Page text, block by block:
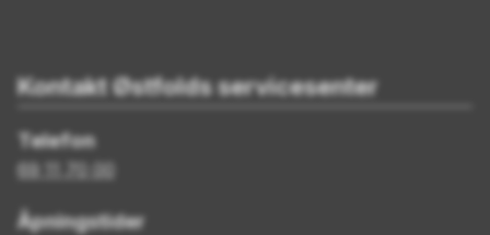
Kontakt Østfolds servicesenter
Telefon
69 11 70 00
Åpningstider